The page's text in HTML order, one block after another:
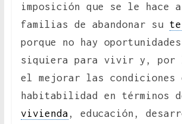
imposición que se le hace
familias de abandonar su
porque no hay
siquiera para vivir y, por
el mejorar las condiciones
habitabilidad en términos
vivienda , educación,